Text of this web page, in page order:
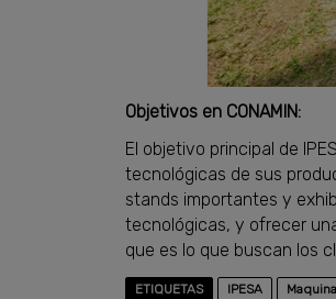
Objetivos en CONAMIN:
El objetivo principal de
tecnológicas de sus
stands importantes y
tecnológicas, y ofrecer
que es lo que buscan los
ETIQUETAS IPESA